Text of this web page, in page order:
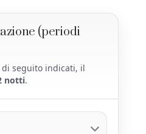
(periodi
seguito indicati, il
notti.